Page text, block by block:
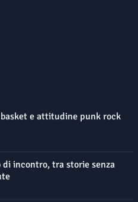
e attitudine punk rock
incontro, tra storie senza